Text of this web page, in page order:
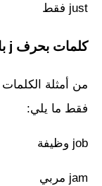
just فقط
كلمات بحرف j بالإنجليزي مكونة من 3 حروف:
فقط ما يلي:
job وظيفة
jam مربي